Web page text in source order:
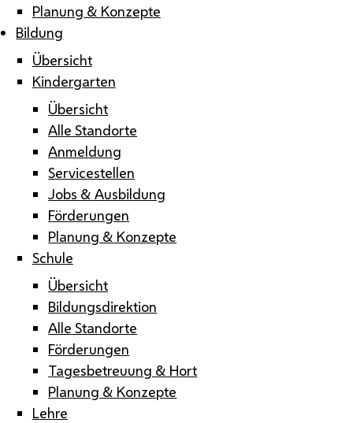
Planung & Konzepte
Bildung
Übersicht
Kindergarten
Übersicht
Alle Standorte
Anmeldung
Servicestellen
Jobs & Ausbildung
Förderungen
Planung & Konzepte
Schule
Übersicht
Bildungsdirektion
Alle Standorte
Förderungen
Tagesbetreuung & Hort
Planung & Konzepte
Lehre